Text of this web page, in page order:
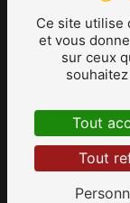
Nos
Entreprise de
Terrasse
Piscine
Pose de
Pavé
Vistalid-
Ce site utilise
et vous
sur ceux
Tout
Tout